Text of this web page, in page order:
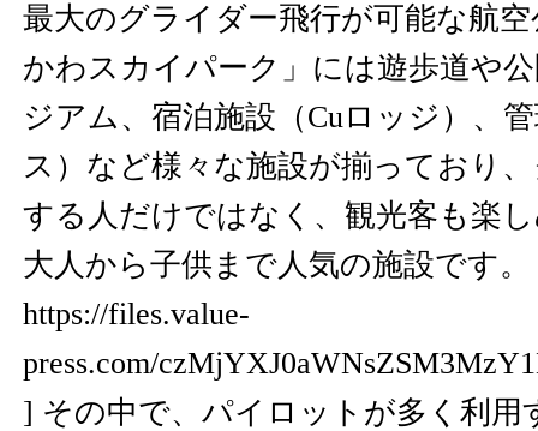
最大のグライダー飛行が可能な航
かわスカイパーク」には遊歩道や
ジアム、宿泊施設（Cuロッジ）、
ス）など様々な施設が揃っており
する人だけではなく、観光客も楽
大人から子供まで人気の施設です
https://files.value-
press.com/
] その中で、パイロットが多く利用